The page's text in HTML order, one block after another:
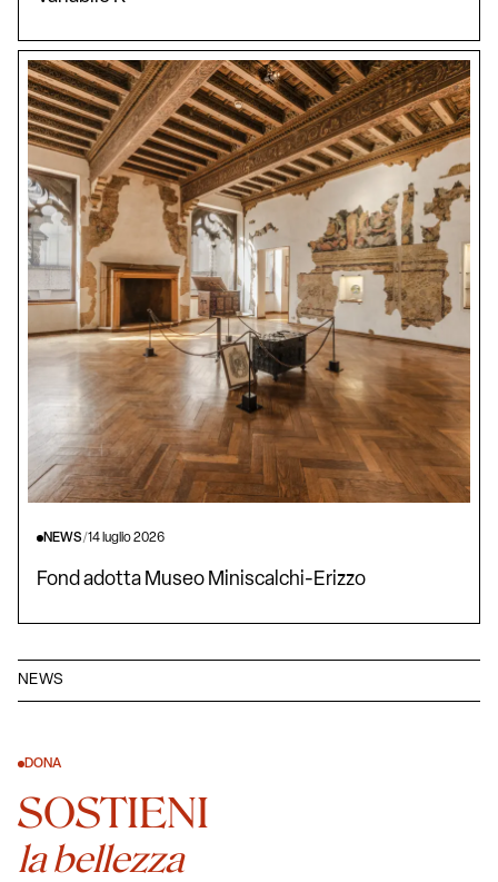
NEWS
NEWS/14 luglio 2026
Fond adotta Museo Miniscalchi-Erizzo
DONA
SOSTIENI
la bellezza